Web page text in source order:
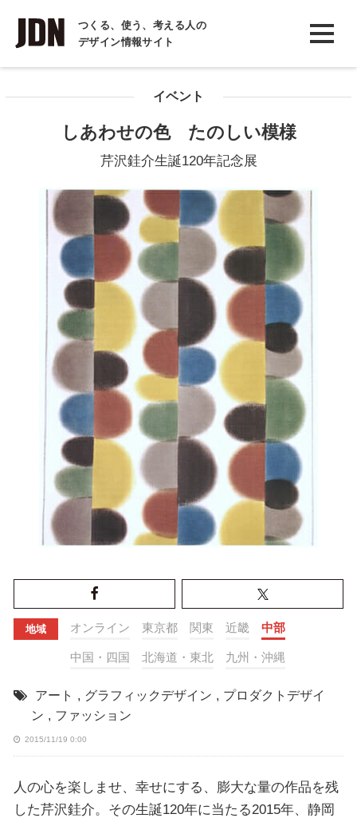
つくる、使う、考える人の
デザイン情報サイト
INTERVIEW
インタビュー
COLUMN
イベント
しあわせの色 たのしい模様
芹沢銈介生誕120年記念展
地域 オンライン 東京都 関東 近畿 中部
中国・四国 北海道・東北 九州・沖縄
アート , グラフィックデザイン , プロダクトデザイ
ン , ファッション
2015/11/19 0:00
人の心を楽しませ、幸せにする、膨大な量の作品を残
した芹沢銈介。その生誕120年に当たる2015年、静岡